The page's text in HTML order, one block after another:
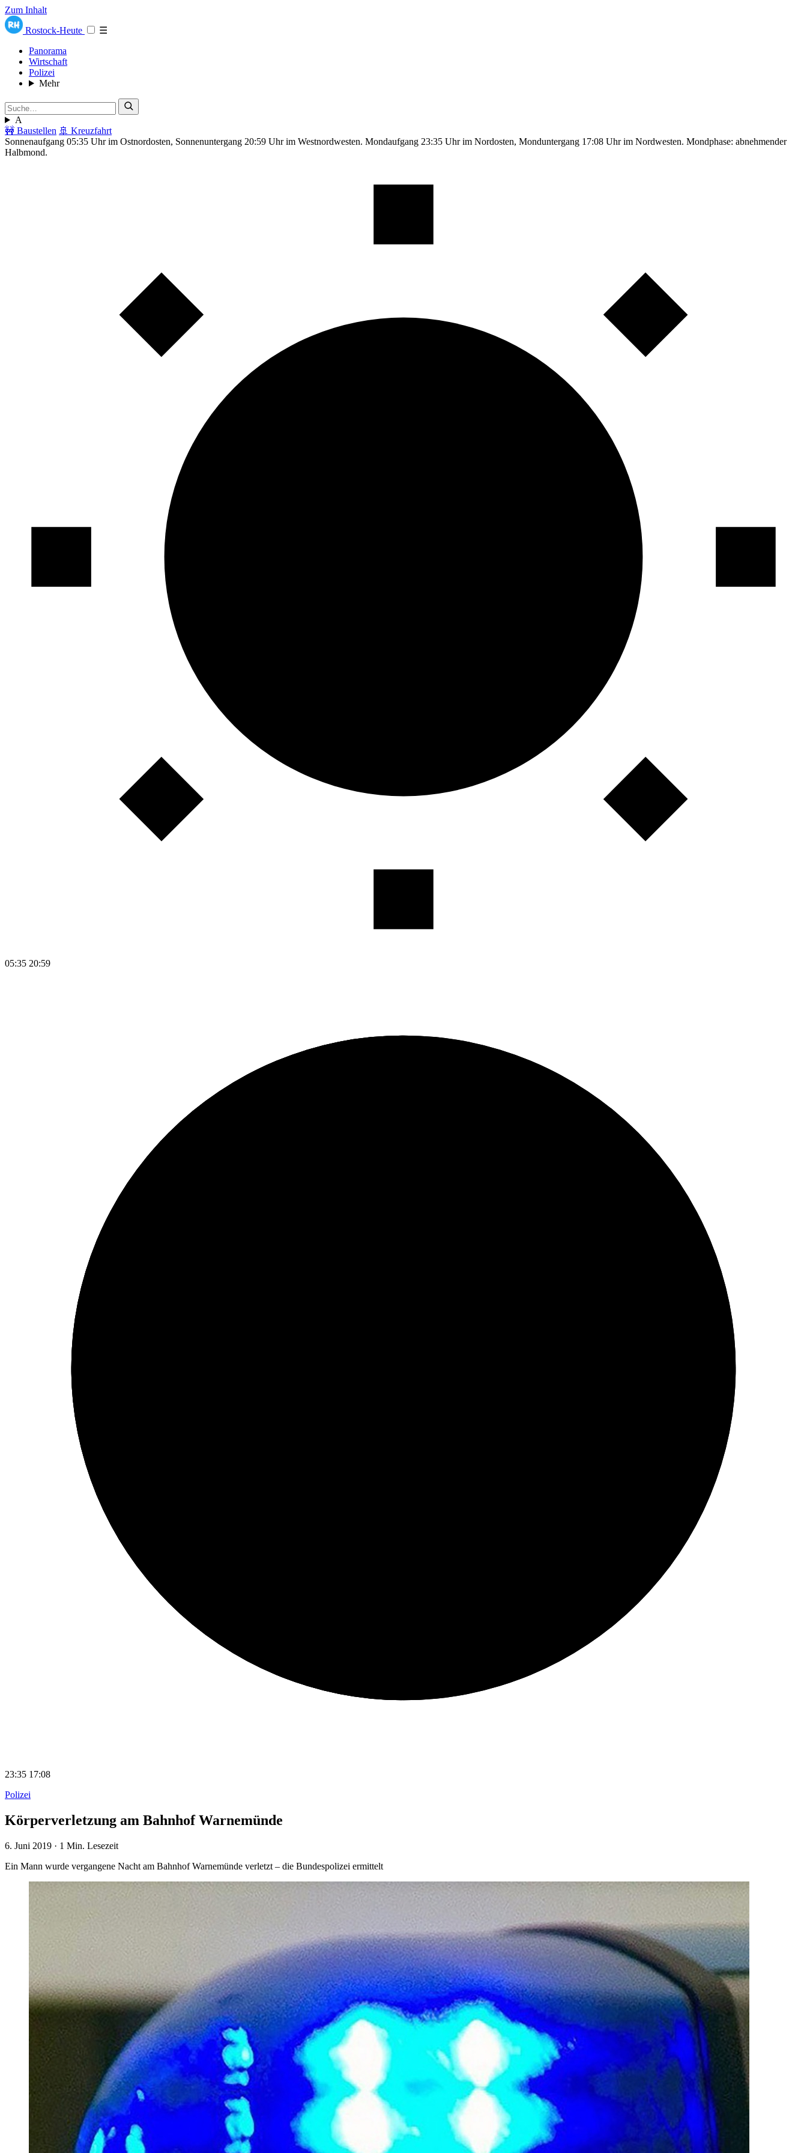
Zum Inhalt
Rostock-Heute
☰
Panorama
Wirtschaft
Polizei
Mehr
A
🚧 Baustellen 🚢 Kreuzfahrt
Sonnenaufgang 05:35 Uhr im Ostnordosten, Sonnenuntergang 20:59 Uhr im Westnordwesten. Mondaufgang 23:35 Uhr im Nordosten, Monduntergang 17:08 Uhr im Nordwesten. Mondphase: abnehmender
Halbmond.
05:35 20:59
23:35 17:08
Polizei
Körperverletzung am Bahnhof Warnemünde
6. Juni 2019 · 1 Min. Lesezeit
Ein Mann wurde vergangene Nacht am Bahnhof Warnemünde verletzt – die Bundespolizei ermittelt